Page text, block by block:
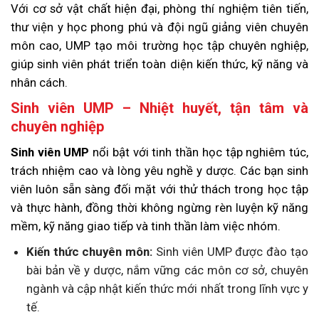
Với cơ sở vật chất hiện đại, phòng thí nghiệm tiên tiến,
thư viện y học phong phú và đội ngũ giảng viên chuyên
môn cao, UMP tạo môi trường học tập chuyên nghiệp,
giúp sinh viên phát triển toàn diện kiến thức, kỹ năng và
nhân cách.
Sinh viên UMP – Nhiệt huyết, tận tâm và
chuyên nghiệp
Sinh viên UMP nổi bật với tinh thần học tập nghiêm túc,
trách nhiệm cao và lòng yêu nghề y dược. Các bạn sinh
viên luôn sẵn sàng đối mặt với thử thách trong học tập
và thực hành, đồng thời không ngừng rèn luyện kỹ năng
mềm, kỹ năng giao tiếp và tinh thần làm việc nhóm.
Kiến thức chuyên môn: Sinh viên UMP được đào tạo
bài bản về y dược, nắm vững các môn cơ sở, chuyên
ngành và cập nhật kiến thức mới nhất trong lĩnh vực y
tế.